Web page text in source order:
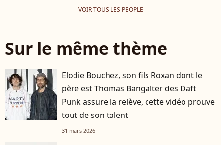
VOIR TOUS LES PEOPLE
Sur le même thème
Elodie Bouchez, son fils Roxan dont le
père est Thomas Bangalter des Daft
Punk assure la relève, cette vidéo prouve
tout de son talent
31 mars 2026